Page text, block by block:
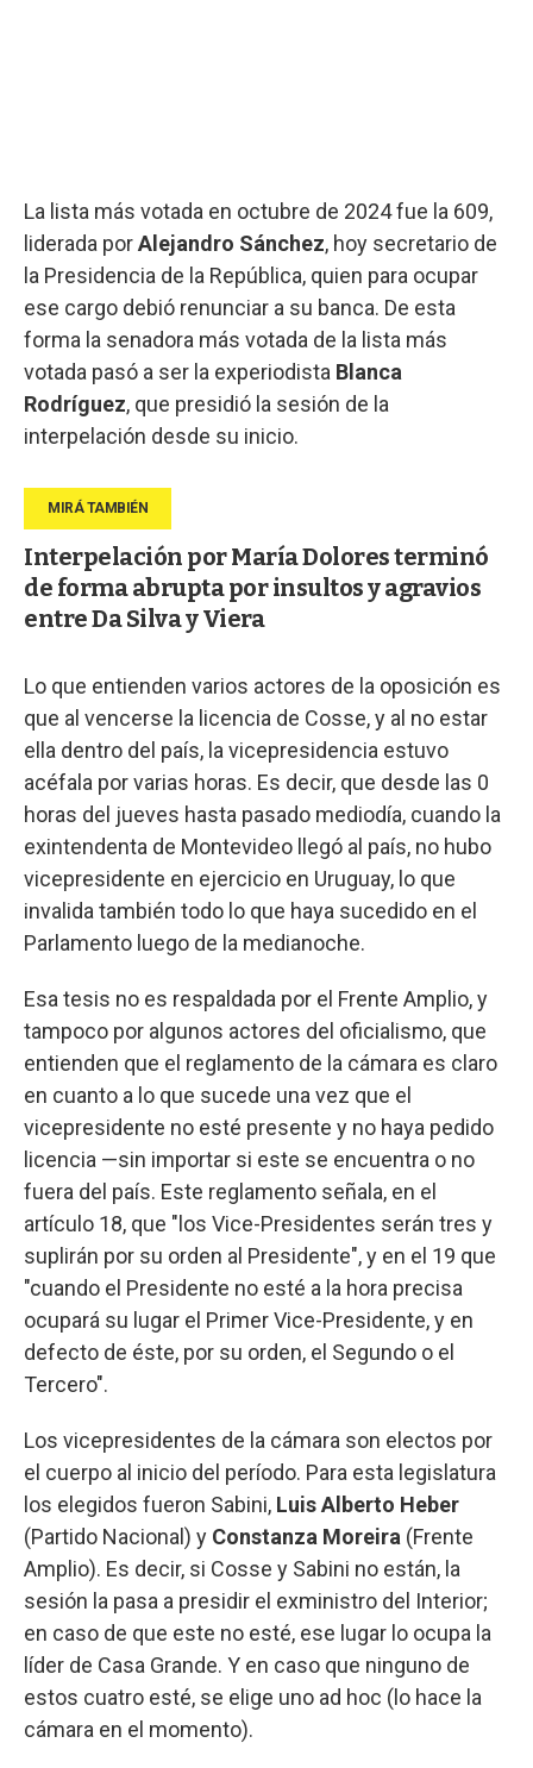
La lista más votada en octubre de 2024 fue la 609,
liderada porAlejandro Sánchez, hoy secretario de
la Presidencia de la República, quien para ocupar
ese cargo debió renunciar a su banca. De esta
forma la senadora más votada de la lista más
votada pasó a ser la experiodista Blanca
Rodríguez, que presidió la sesión de la
interpelación desde su inicio.
Interpelación por María Dolores terminó
de forma abrupta por insultos y agravios
entre Da Silva y Viera
Lo que entienden varios actores de la oposición es
que al vencerse la licencia de Cosse, y al no estar
ella dentro del país, la vicepresidencia estuvo
acéfala por varias horas. Es decir, que desde las 0
horas del jueves hasta pasado mediodía, cuando la
exintendenta de Montevideo llegó al país, no hubo
vicepresidente en ejercicio en Uruguay, lo que
invalida también todo lo que haya sucedido en el
Parlamento luego de la medianoche.
Esa tesis no es respaldada por el Frente Amplio, y
tampoco por algunos actores del oficialismo, que
entienden que el reglamento de la cámara es claro
en cuanto a lo que sucede una vez que el
vicepresidente no esté presente y no haya pedido
licencia —sin importar si este se encuentra o no
fuera del país. Este reglamento señala, en el
artículo 18, que "los Vice-Presidentes serán tres y
suplirán por su orden al Presidente", y en el 19 que
"cuando el Presidente no esté a la hora precisa
ocupará su lugar el Primer Vice-Presidente, y en
defecto de éste, por su orden, el Segundo o el
Tercero".
Los vicepresidentes de la cámara son electos por
el cuerpo al inicio del período. Para esta legislatura
los elegidos fueron Sabini, Luis Alberto Heber
(Partido Nacional) y Constanza Moreira (Frente
Amplio). Es decir, si Cosse y Sabini no están, la
sesión la pasa a presidir el exministro del Interior;
en caso de que este no esté, ese lugar lo ocupa la
líder de Casa Grande. Y en caso que ninguno de
estos cuatro esté, se elige uno ad hoc (lo hace la
cámara en el momento).